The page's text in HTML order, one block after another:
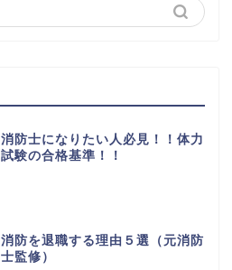
消防士になりたい人必見！！体力
試験の合格基準！！
消防を退職する理由５選（元消防
士監修）